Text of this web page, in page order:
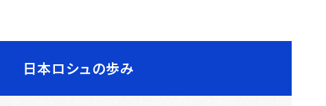
日本ロシュの歩み